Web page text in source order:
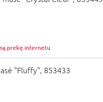
prekę internetu
"Fluffy", 853433